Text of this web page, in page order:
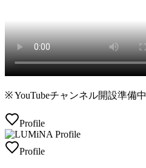
※ YouTubeチャンネル開設準備中
Profile
Profile